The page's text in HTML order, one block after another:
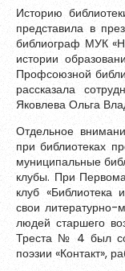
Историю
представила в
библиограф МУК
истории
Профсоюзной
рассказала
Яковлева Ольга
Отдельное
при библиотеках
муниципальные
клубы. При
клуб
свои литературно-
людей старшего
Треста № 4 был
поэзии «Контакт»,
и один
Обновить
Я согласен на
Я согласен с
размещённых